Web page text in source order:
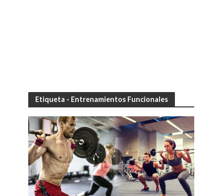
Etiqueta - Entrenamientos Funcionales